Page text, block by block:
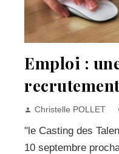
Emploi :
Christelle POLLET
"le Casting des
10 septembre